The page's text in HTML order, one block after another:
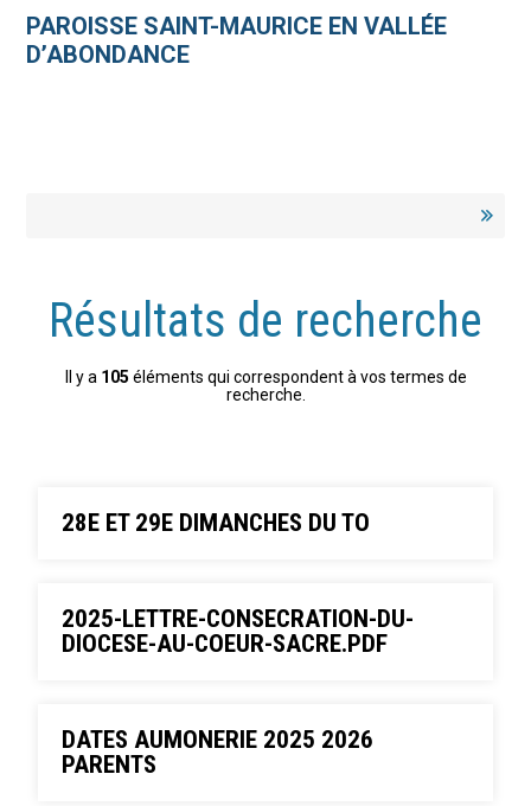
contenu.
personnelsPAROISSE SAINT-MAURICE EN VALLÉE
D’ABONDANCE
Résultats de recherche
Il y a 105 éléments qui correspondent à vos termes de
recherche.
28E ET 29E DIMANCHES DU TO
2025-LETTRE-CONSECRATION-DU-
DIOCESE-AU-COEUR-SACRE.PDF
DATES AUMONERIE 2025 2026
PARENTS